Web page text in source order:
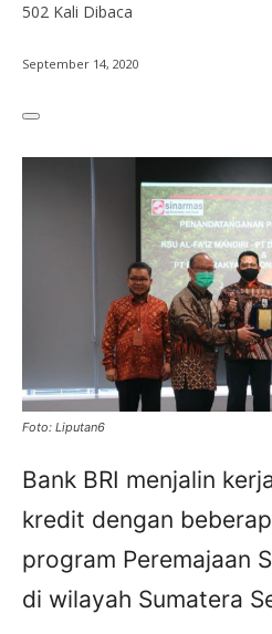
502 Kali Dibaca
September 14, 2020
Foto: Liputan6
Bank BRI menjalin
kredit dengan
program Peremajaan
di wilayah Sumatera